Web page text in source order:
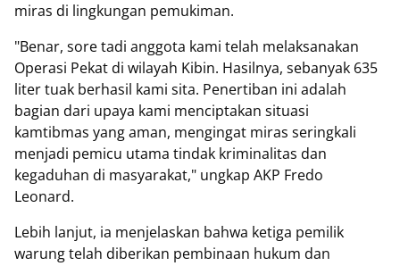
miras di lingkungan pemukiman.
"Benar, sore tadi anggota kami telah melaksanakan
Operasi Pekat di wilayah Kibin. Hasilnya, sebanyak 635
liter tuak berhasil kami sita. Penertiban ini adalah
bagian dari upaya kami menciptakan situasi
kamtibmas yang aman, mengingat miras seringkali
menjadi pemicu utama tindak kriminalitas dan
kegaduhan di masyarakat," ungkap AKP Fredo
Leonard.
Lebih lanjut, ia menjelaskan bahwa ketiga pemilik
warung telah diberikan pembinaan hukum dan